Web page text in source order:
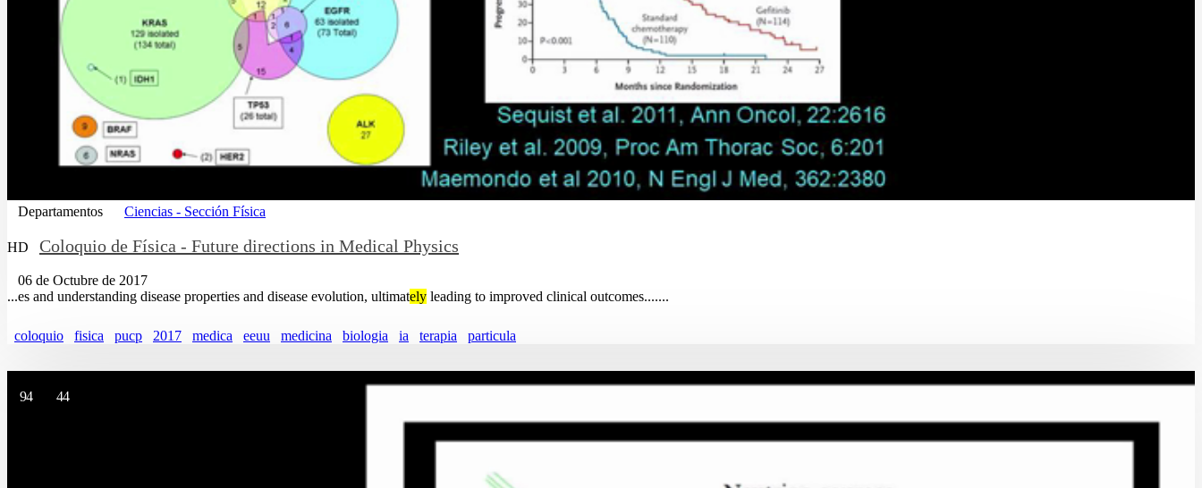
Departamentos Ciencias - Sección Física
HD Coloquio de Física - Future directions in Medical Physics
06 de Octubre de 2017
...es and understanding disease properties and disease evolution, ultimately leading to improved clinical outcomes.......
coloquio fisica pucp 2017 medica eeuu medicina biologia ia terapia particula
94 44